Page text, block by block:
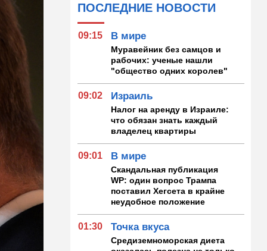
ПОСЛЕДНИЕ НОВОСТИ
09:15 В мире
Муравейник без самцов и
рабочих: ученые нашли
"общество одних королев"
09:02 Израиль
Налог на аренду в Израиле:
что обязан знать каждый
владелец квартиры
09:01 В мире
Скандальная публикация
WP: один вопрос Трампа
поставил Хегсета в крайне
неудобное положение
01:30 Точка вкуса
Средиземноморская диета